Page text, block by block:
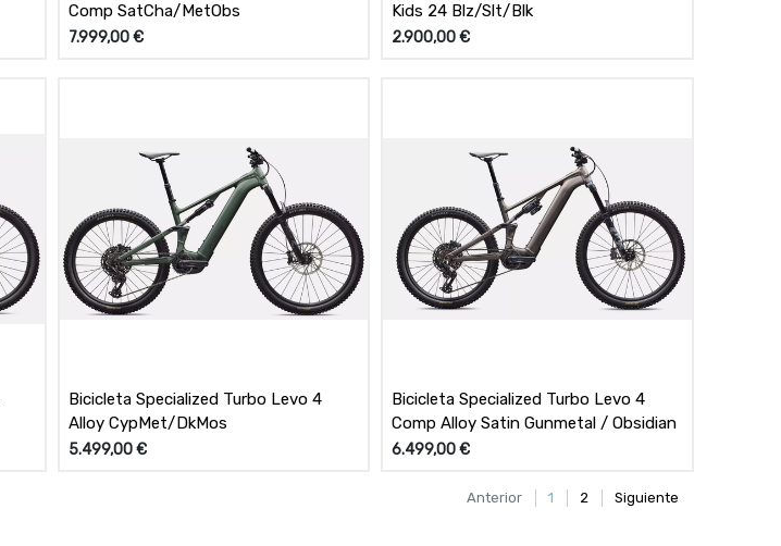
Comp SatCha/MetObs
7.999,00€
Kids 24 Blz/Slt/Blk
2.900,00€
Bicicleta Specialized Turbo Levo 4
Alloy CypMet/DkMos
5.499,00€
Bicicleta Specialized Turbo Levo 4
Comp Alloy Satin Gunmetal / Obsidian
6.499,00€
Anterior 1 2 Siguiente